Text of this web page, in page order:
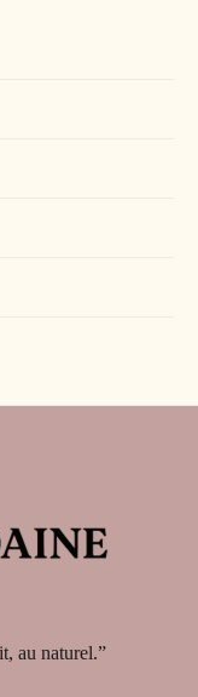
au naturel.”